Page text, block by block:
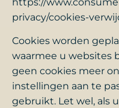
privacy/cookies-
Cookies worden
waarmee u websites
geen cookies meer
instellingen aan te
gebruikt. Let wel, als